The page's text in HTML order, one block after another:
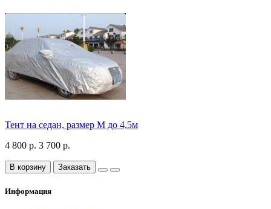
Тент на седан, размер М до 4,5м
4 800 р. 3 700 р.
В корзину Заказать
Информация